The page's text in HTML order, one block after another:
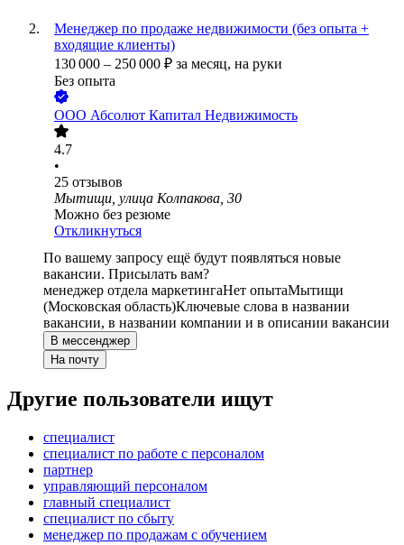
Менеджер по продаже недвижимости (без опыта +
входящие клиенты)
130 000 – 250 000 ₽ за месяц, на руки
Без опыта
ООО Абсолют Капитал Недвижимость
4.7
•
25 отзывов
Мытищи, улица Колпакова, 30
Можно без резюме
Откликнуться
По вашему запросу ещё будут появляться новые
вакансии. Присылать вам?
менеджер отдела маркетингаНет опытаМытищи
(Московская область)Ключевые слова в названии
вакансии, в названии компании и в описании вакансии
В мессенджер
На почту
Другие пользователи ищут
специалист
специалист по работе с персоналом
партнер
управляющий персоналом
главный специалист
специалист по сбыту
менеджер по продажам с обучением